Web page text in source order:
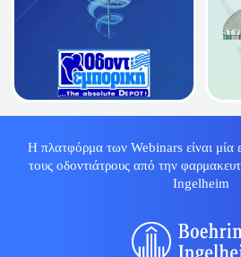
Η πλατφόρμα των Webinars είναι μία
τους οδοντιάτρους από την
Ingelheim